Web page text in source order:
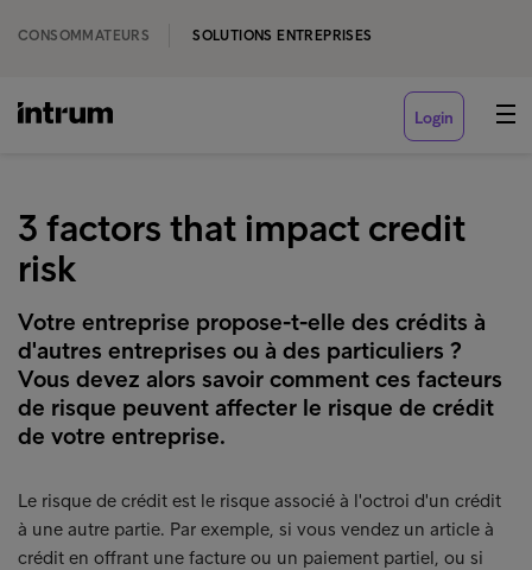
CONSOMMATEURS SOLUTIONS ENTREPRISES
Login
3 factors that impact credit
risk
Votre entreprise propose-t-elle des crédits à
d'autres entreprises ou à des particuliers ?
Vous devez alors savoir comment ces facteurs
de risque peuvent affecter le risque de crédit
de votre entreprise.
Le risque de crédit est le risque associé à l'octroi d'un crédit
à une autre partie. Par exemple, si vous vendez un article à
crédit en offrant une facture ou un paiement partiel, ou si